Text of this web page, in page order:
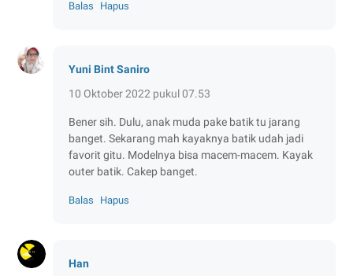
Balas Hapus
Yuni Bint Saniro
10 Oktober 2022 pukul 07.53
Bener sih. Dulu, anak muda pake batik tu jarang
banget. Sekarang mah kayaknya batik udah jadi
favorit gitu. Modelnya bisa macem-macem. Kayak
outer batik. Cakep banget.
Balas Hapus
Han